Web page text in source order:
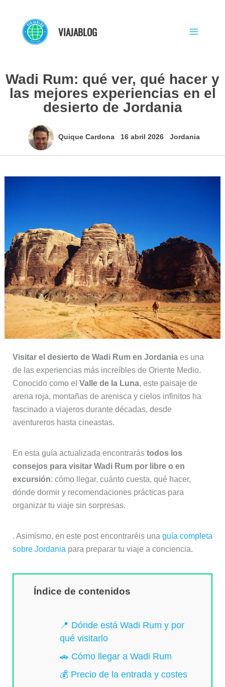
contenido
VIAJABLOG
Wadi Rum: qué ver, qué hacer y
las mejores experiencias en el
desierto de Jordania
Quique Cardona 16 abril 2026 Jordania
Visitar el desierto de Wadi Rum en Jordaniaes una
de las experiencias más increíbles de Oriente Medio.
Conocido como el Valle de la Luna, este paisaje de
arena roja, montañas de arenisca y cielos infinitos ha
fascinado a viajeros durante décadas, desde
aventureros hasta cineastas.
En esta guía actualizada encontrarás todos los
consejos para visitar Wadi Rum por libre o en
excursión: cómo llegar, cuánto cuesta, qué hacer,
dónde dormir y recomendaciones prácticas para
organizar tu viaje sin sorpresas.
. Asimismo, en este post encontraréis una guía completa
sobre Jordania para preparar tu viaje a conciencia.
Índice de contenidos
📍 Dónde está Wadi Rum y por
qué visitarlo
🚗 Cómo llegar a Wadi Rum
💰 Precio de la entrada y costes